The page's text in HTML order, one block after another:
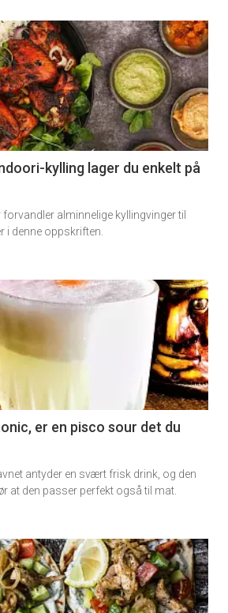
kylling lager du enkelt på
alminnelige kyllingvinger til
denne oppskriften.
er en pisco sour det du
antyder en svært frisk drink, og den
at den passer perfekt også til mat.